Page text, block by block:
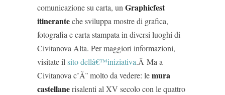
comunicazione su carta, un Graphicfest
itineranteche sviluppa mostre di grafica,
fotografia e carta stampata in diversi luoghi di
Civitanova Alta. Per maggiori informazioni,
visitate il sito dellâ€™iniziativa.Â Ma a
Civitanova c’Ã¨ molto da vedere: lemura
castellanerisalenti al XV secolo con le quattro